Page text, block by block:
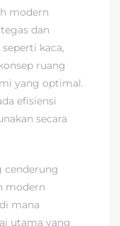
modern
dan
kaca,
ruang
yang optimal.
efisiensi
secara
cenderung
modern
mana
utama yang